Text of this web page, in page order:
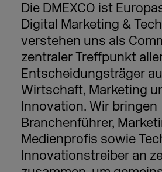
Die DMEXCO ist
Digital Marketing &
verstehen uns als
zentraler Treffpunkt
Entscheidungsträger
Wirtschaft, Marketing
Innovation. Wir bringen
Branchenführer,
Medienprofis sowie
Innovationstreiber an